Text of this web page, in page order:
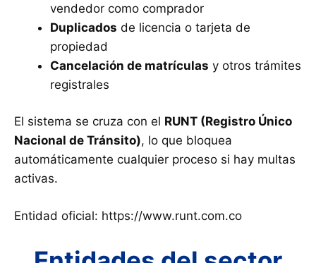
vendedor como comprador
Duplicados de licencia o tarjeta de
propiedad
Cancelación de matrículas y otros trámites
registrales
El sistema se cruza con el RUNT (Registro Único
Nacional de Tránsito), lo que bloquea
automáticamente cualquier proceso si hay multas
activas.
Entidad oficial: https://www.runt.com.co